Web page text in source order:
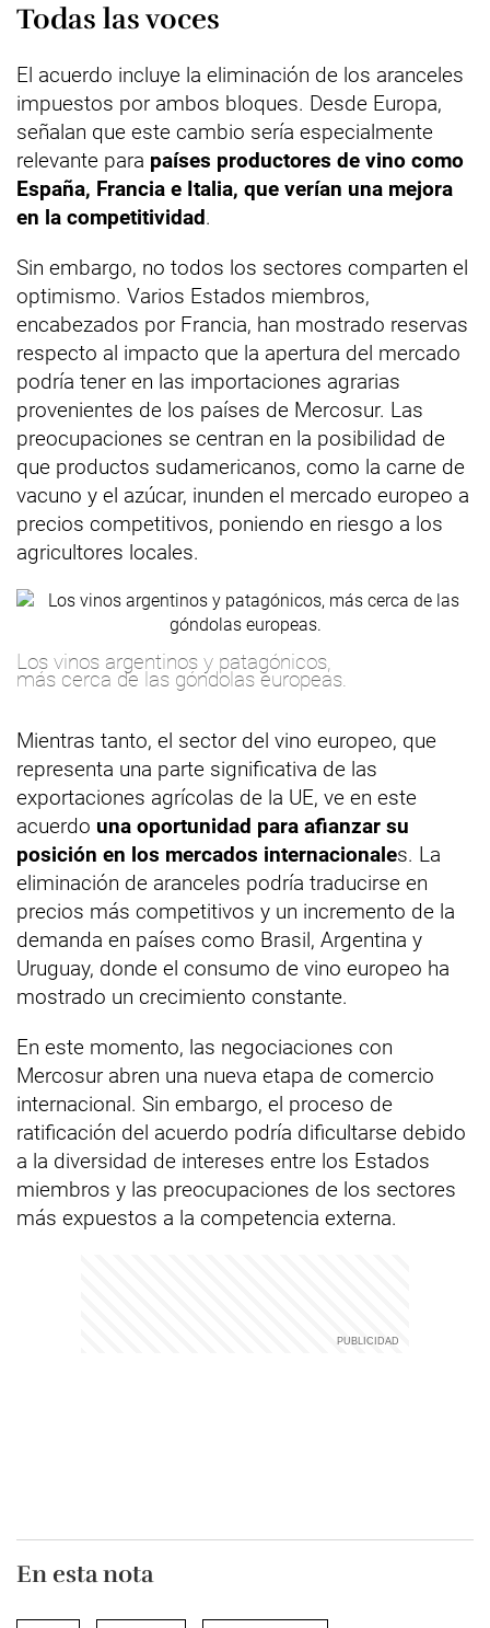
Todas las voces
El acuerdo incluye la eliminación de los aranceles
impuestos por ambos bloques. Desde Europa,
señalan que este cambio sería especialmente
relevante para países productores de vino como
España, Francia e Italia, que verían una mejora
en la competitividad.
Sin embargo, no todos los sectores comparten el
optimismo. Varios Estados miembros,
encabezados por Francia, han mostrado reservas
respecto al impacto que la apertura del mercado
podría tener en las importaciones agrarias
provenientes de los países de Mercosur. Las
preocupaciones se centran en la posibilidad de
que productos sudamericanos, como la carne de
vacuno y el azúcar, inunden el mercado europeo a
precios competitivos, poniendo en riesgo a los
agricultores locales.
Los vinos argentinos y patagónicos,
más cerca de las góndolas europeas.
Mientras tanto, el sector del vino europeo, que
representa una parte significativa de las
exportaciones agrícolas de la UE, ve en este
acuerdo una oportunidad para afianzar su
posición en los mercados internacionales. La
eliminación de aranceles podría traducirse en
precios más competitivos y un incremento de la
demanda en países como Brasil, Argentina y
Uruguay, donde el consumo de vino europeo ha
mostrado un crecimiento constante.
En este momento, las negociaciones con
Mercosur abren una nueva etapa de comercio
internacional. Sin embargo, el proceso de
ratificación del acuerdo podría dificultarse debido
a la diversidad de intereses entre los Estados
miembros y las preocupaciones de los sectores
más expuestos a la competencia externa.
En esta nota